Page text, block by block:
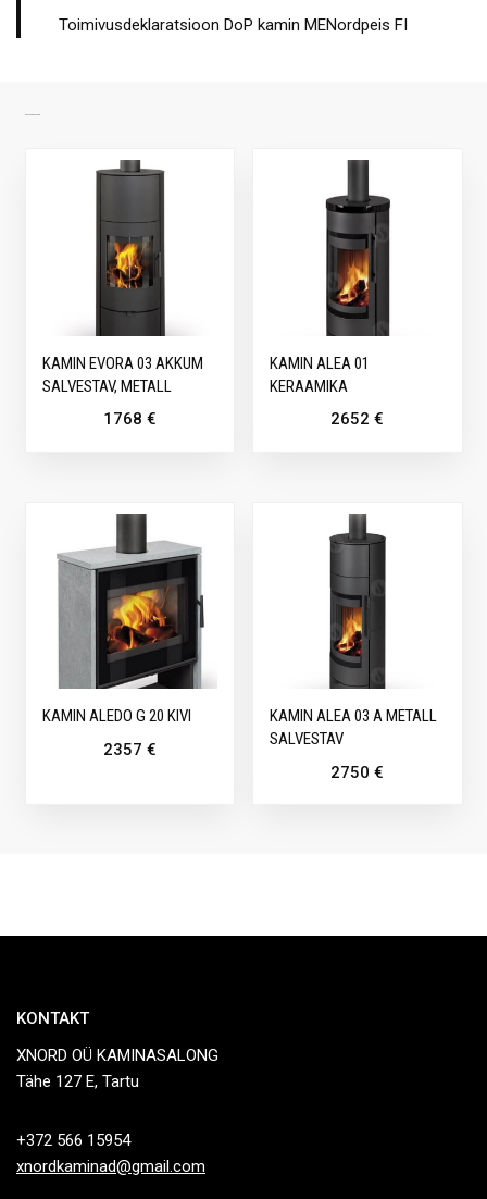
Toimivusdeklaratsioon DoP kamin MENordpeis FI
KAMIN EVORA 03 AKKUM
SALVESTAV, METALL
1768 €
KAMIN ALEA 01
KERAAMIKA
2652€
KAMIN ALEDO G 20 KIVI
2357 €
KAMIN ALEA 03 A METALL
SALVESTAV
2750€
KONTAKT
XNORD OÜ KAMINASALONG
Tähe 127 E, Tartu
+372 566 15954
xnordkaminad@gmail.com